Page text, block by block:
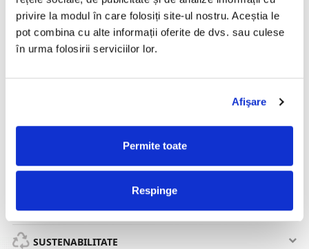
privire la modul în care folosiți site-ul nostru. Aceștia le
pot combina cu alte informații oferite de dvs. sau culese
în urma folosirii serviciilor lor.
Afişare
Permite toate
Respinge
SECURITATE INTEGRATĂ
Securitate Electronică
EAS - Sisteme Electronice Antifurt
Sistem Anti-efracție cu Generator de Ceață
EXPERIENȚA CLIENTULUI
SUSTENABILITATE